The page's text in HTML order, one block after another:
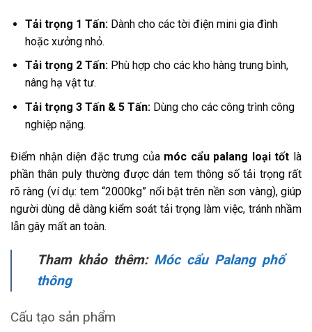
Tải trọng 1 Tấn:Dành cho các tời điện mini gia đình
hoặc xưởng nhỏ.
Tải trọng 2 Tấn:Phù hợp cho các kho hàng trung bình,
nâng hạ vật tư.
Tải trọng 3 Tấn & 5 Tấn:Dùng cho các công trình công
nghiệp nặng.
Điểm nhận diện đặc trưng của móc cẩu palang loại tốt là
phần thân puly thường được dán tem thông số tải trọng rất
rõ ràng (ví dụ: tem “2000kg” nổi bật trên nền sơn vàng), giúp
người dùng dễ dàng kiểm soát tải trọng làm việc, tránh nhầm
lẫn gây mất an toàn.
Tham khảo thêm: Móc cẩu Palang phổ
thông
Cấu tạo sản phẩm